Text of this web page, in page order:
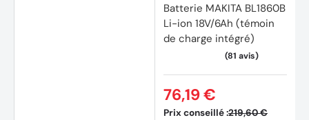
Batterie MAKITA BL1860B
Li-ion 18V/6Ah (témoin
de charge intégré)
Prix conseillé :219,60 €
76,19 €